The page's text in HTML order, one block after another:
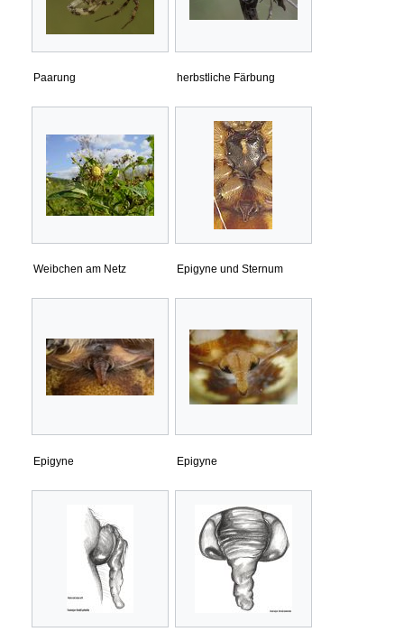
Paarung herbstliche Färbung
Weibchen am Netz Epigyne und Sternum
Epigyne Epigyne